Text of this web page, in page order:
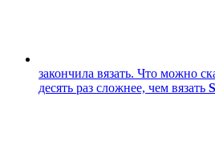
закончила вязать. Что можно
десять раз сложнее, чем вязать